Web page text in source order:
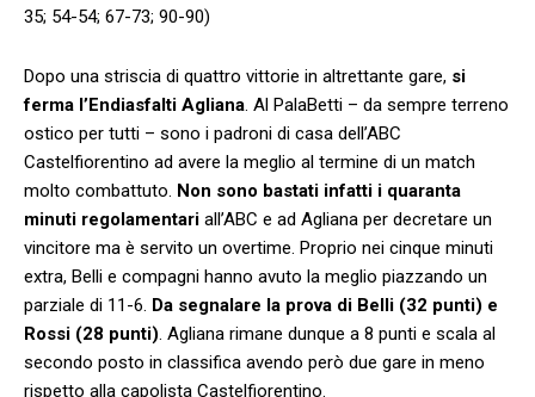
35; 54-54; 67-73; 90-90)
Dopo una striscia di quattro vittorie in altrettante gare, si
ferma l’Endiasfalti Agliana. Al PalaBetti – da sempre terreno
ostico per tutti – sono i padroni di casa dell’ABC
Castelfiorentino ad avere la meglio al termine di un match
molto combattuto. Non sono bastati infatti i quaranta
minuti regolamentari all’ABC e ad Agliana per decretare un
vincitore ma è servito un overtime. Proprio nei cinque minuti
extra, Belli e compagni hanno avuto la meglio piazzando un
parziale di 11-6. Da segnalare la prova di Belli (32 punti) e
Rossi (28 punti). Agliana rimane dunque a 8 punti e scala al
secondo posto in classifica avendo però due gare in meno
rispetto alla capolista Castelfiorentino.